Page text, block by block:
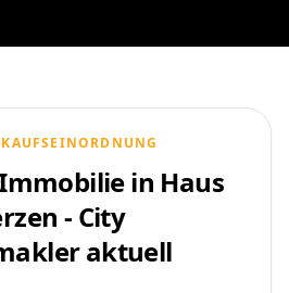
in Haus
- City
aktuell